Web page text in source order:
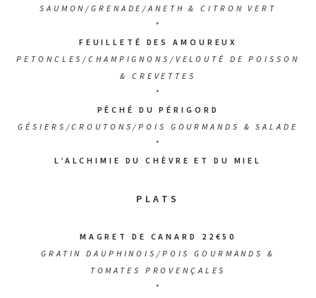
SAUMON/GRENADE/ANETH & CITRON VERT
*
FEUILLETÉ DES AMOUREUX
PETONCLES/CHAMPIGNONS/VELOUTÉ DE POISSON
& CREVETTES
*
PÊCHÉ DU PÉRIGORD
GÉSIERS/CROUTONS/POIS GOURMANDS & SALADE
*
L’ALCHIMIE DU CHÈVRE ET DU MIEL
PLATS
MAGRET DE CANARD 22€50
GRATIN DAUPHINOIS/POIS GOURMANDS &
TOMATES PROVENÇALES
*